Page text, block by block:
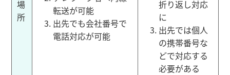
場
所
転送が可能
出先でも会社番号で
電話対応が可能
折り返し対応
に
出先では個人
の携帯番号な
どで対応する
必要がある